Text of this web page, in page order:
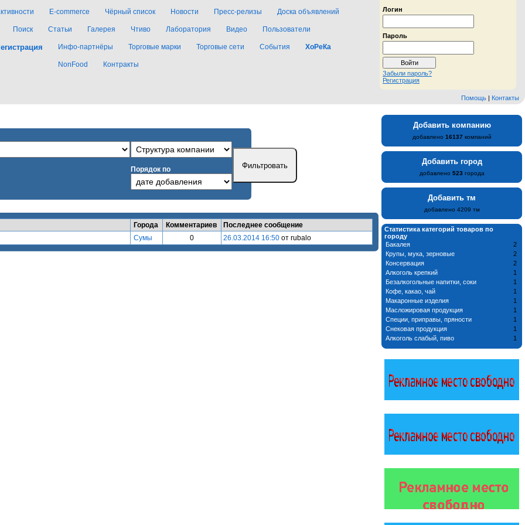
Логин
Пароль
Забыли пароль?
Регистрация
E-commerce Чёрный список Новости Пресс-релизы Доска объявлений
Поиск Статьи Галерея Чтиво Лаборатория Видео Пользователи
Инфо-партнёры Торговые марки Торговые сети События ХоРеКа
NonFood Контракты
Помощь | Контакты
Порядок по
Города Комментариев
Последнее сообщение
Сумы 0 26.03.2014 16:50 от rubalo
Добавить компанию
добавлено 16137 компаний
Добавить город
добавлено 523 города
Добавить тм
добавлено 4209 тм
Статистика категорий товаров по
городу
Бакалея
2
Крупы, мука, зерновые
2
Консервация
2
Алкоголь крепкий
1
Безалкогольные напитки, соки
1
Кофе, какао, чай
1
Макаронные изделия
1
Масложировая продукция
1
Специи, приправы, пряности
1
Снековая продукция
1
Алкоголь слабый, пиво
1